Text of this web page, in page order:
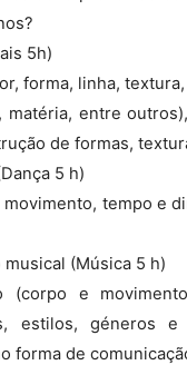
5h)
forma, linha,
entre
de formas,
5 h)
tempo e
musical (Música 5 h)
e
estilos, géneros
forma de